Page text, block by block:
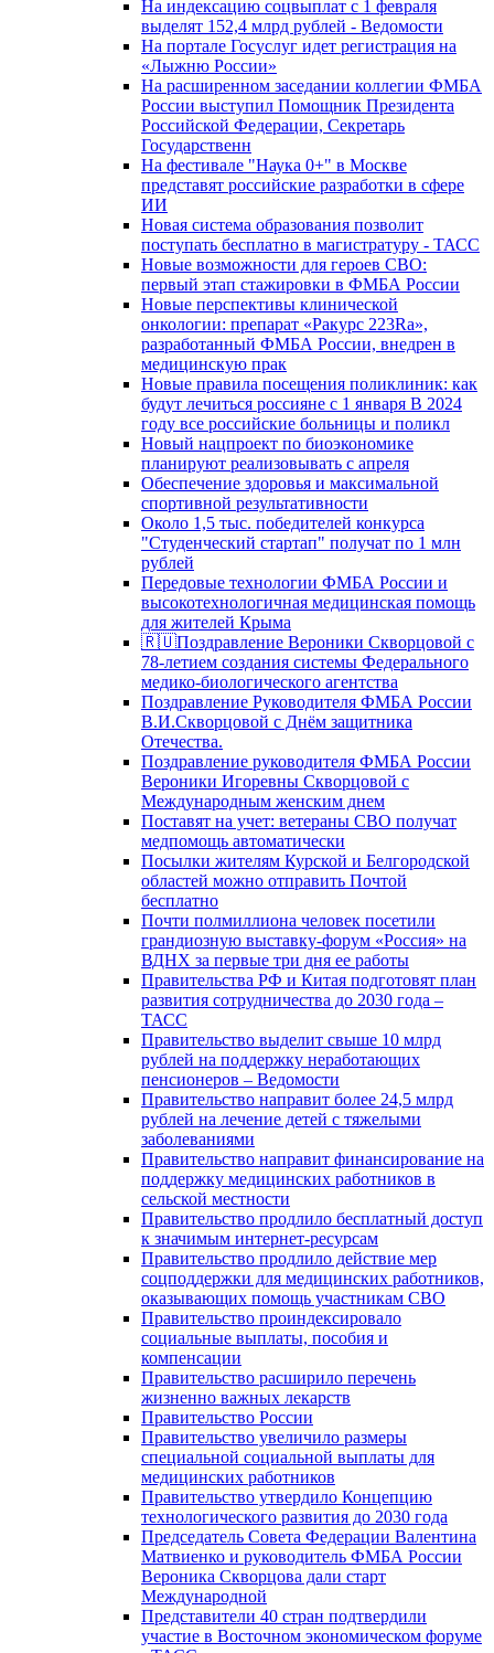
На индексацию соцвыплат с 1 февраля
выделят 152,4 млрд рублей - Ведомости
На портале Госуслуг идет регистрация на
«Лыжню России»
На расширенном заседании коллегии ФМБА
России выступил Помощник Президента
Российской Федерации, Секретарь
Государственн
На фестивале "Наука 0+" в Москве
представят российские разработки в сфере
ИИ
Новая система образования позволит
поступать бесплатно в магистратуру - ТАСС
Новые возможности для героев СВО:
первый этап стажировки в ФМБА России
Новые перспективы клинической
онкологии: препарат «Ракурс 223Ra»,
разработанный ФМБА России, внедрен в
медицинскую прак
Новые правила посещения поликлиник: как
будут лечиться россияне с 1 января В 2024
году все российские больницы и поликл
Новый нацпроект по биоэкономике
планируют реализовывать с апреля
Обеспечение здоровья и максимальной
спортивной результативности
Около 1,5 тыс. победителей конкурса
"Студенческий стартап" получат по 1 млн
рублей
Передовые технологии ФМБА России и
высокотехнологичная медицинская помощь
для жителей Крыма
🇷🇺Поздравление Вероники Скворцовой с
78-летием создания системы Федерального
медико-биологического агентства
Поздравление Руководителя ФМБА России
В.И.Скворцовой с Днём защитника
Отечества.
Поздравление руководителя ФМБА России
Вероники Игоревны Скворцовой с
Международным женским днем
Поставят на учет: ветераны СВО получат
медпомощь автоматически
Посылки жителям Курской и Белгородской
областей можно отправить Почтой
бесплатно
Почти полмиллиона человек посетили
грандиозную выставку-форум «Россия» на
ВДНХ за первые три дня ее работы
Правительства РФ и Китая подготовят план
развития сотрудничества до 2030 года –
ТАСС
Правительство выделит свыше 10 млрд
рублей на поддержку неработающих
пенсионеров – Ведомости
Правительство направит более 24,5 млрд
рублей на лечение детей с тяжелыми
заболеваниями
Правительство направит финансирование на
поддержку медицинских работников в
сельской местности
Правительство продлило бесплатный доступ
к значимым интернет-ресурсам
Правительство продлило действие мер
соцподдержки для медицинских работников,
оказывающих помощь участникам СВО
Правительство проиндексировало
социальные выплаты, пособия и
компенсации
Правительство расширило перечень
жизненно важных лекарств
Правительство России
Правительство увеличило размеры
специальной социальной выплаты для
медицинских работников
Правительство утвердило Концепцию
технологического развития до 2030 года
Председатель Совета Федерации Валентина
Матвиенко и руководитель ФМБА России
Вероника Скворцова дали старт
Международной
Представители 40 стран подтвердили
участие в Восточном экономическом форуме